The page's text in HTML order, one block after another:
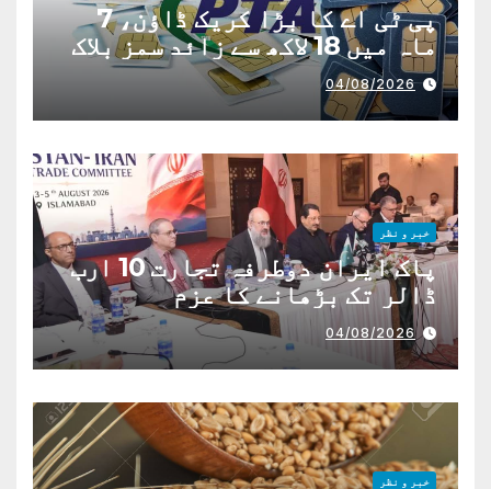
پی ٹی اے کا بڑا کریک ڈاؤن، 7
ماہ میں 18 لاکھ سے زائد سمز بلاک
04/08/2026
خبر و نظر
پاک ایران دوطرفہ تجارت 10 ارب
ڈالر تک بڑھانے کا عزم
04/08/2026
خبر و نظر